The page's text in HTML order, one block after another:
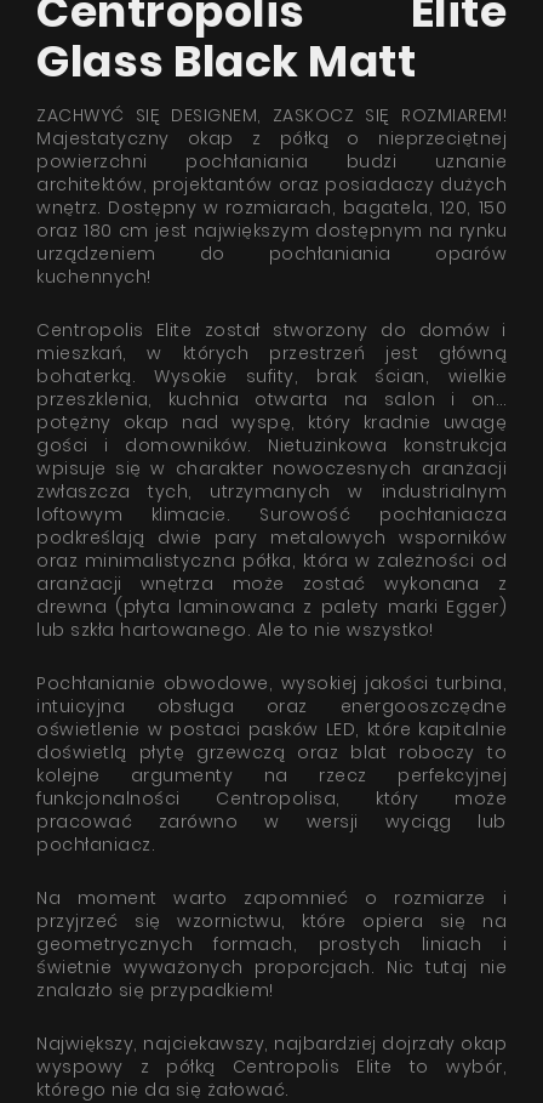
Glass Black Matt
ZACHWYĆ SIĘ DESIGNEM, ZASKOCZ SIĘ ROZMIAREM!
Majestatyczny okap z półką o nieprzeciętnej
powierzchni pochłaniania budzi uznanie
architektów, projektantów oraz posiadaczy dużych
wnętrz. Dostępny w rozmiarach, bagatela, 120, 150
oraz 180 cm jest największym dostępnym na rynku
urządzeniem do pochłaniania oparów
kuchennych!
Centropolis Elite został stworzony do domów i
mieszkań, w których przestrzeń jest główną
bohaterką. Wysokie sufity, brak ścian, wielkie
przeszklenia, kuchnia otwarta na salon i on…
potężny okap nad wyspę, który kradnie uwagę
gości i domowników. Nietuzinkowa konstrukcja
wpisuje się w charakter nowoczesnych aranżacji
zwłaszcza tych, utrzymanych w industrialnym
loftowym klimacie. Surowość pochłaniacza
podkreślają dwie pary metalowych wsporników
oraz minimalistyczna półka, która w zależności od
aranżacji wnętrza może zostać wykonana z
drewna (płyta laminowana z palety marki Egger)
lub szkła hartowanego. Ale to nie wszystko!
Pochłanianie obwodowe, wysokiej jakości turbina,
intuicyjna obsługa oraz energooszczędne
oświetlenie w postaci pasków LED, które kapitalnie
doświetlą płytę grzewczą oraz blat roboczy to
kolejne argumenty na rzecz perfekcyjnej
funkcjonalności Centropolisa, który może
pracować zarówno w wersji wyciąg lub
pochłaniacz.
Na moment warto zapomnieć o rozmiarze i
przyjrzeć się wzornictwu, które opiera się na
geometrycznych formach, prostych liniach i
świetnie wyważonych proporcjach. Nic tutaj nie
znalazło się przypadkiem!
Największy, najciekawszy, najbardziej dojrzały okap
wyspowy z półką Centropolis Elite to wybór,
którego nie da się żałować.